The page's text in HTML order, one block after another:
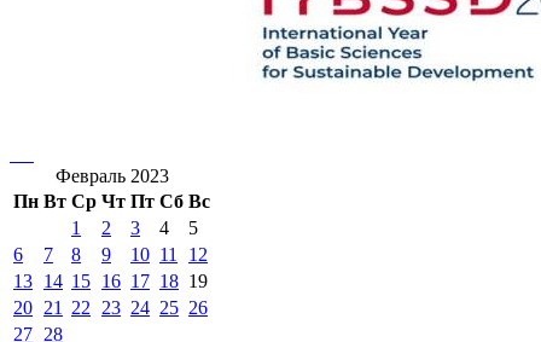
Февраль 2023
Пн Вт Ср Чт Пт Сб Вс
1 2 3 4
5
6
7 8 9 10 11
12
13 14 15 16 17 18 19
20 21 22 23 24 25 26
27 28